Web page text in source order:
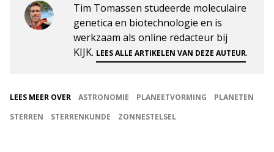
Tim Tomassen studeerde moleculaire
genetica en biotechnologie en is
werkzaam als online redacteur bij
KIJK. LEES ALLE ARTIKELEN VAN DEZE AUTEUR.
LEES MEER OVER ASTRONOMIE PLANEETVORMING
PLANETEN
STERREN
STERRENKUNDE ZONNESTELSEL